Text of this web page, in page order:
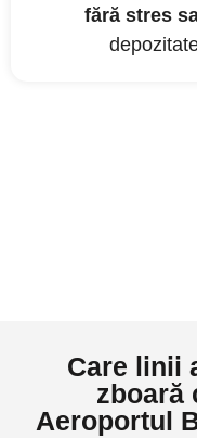
fără stres
Care linii
zboară
Aeroportul